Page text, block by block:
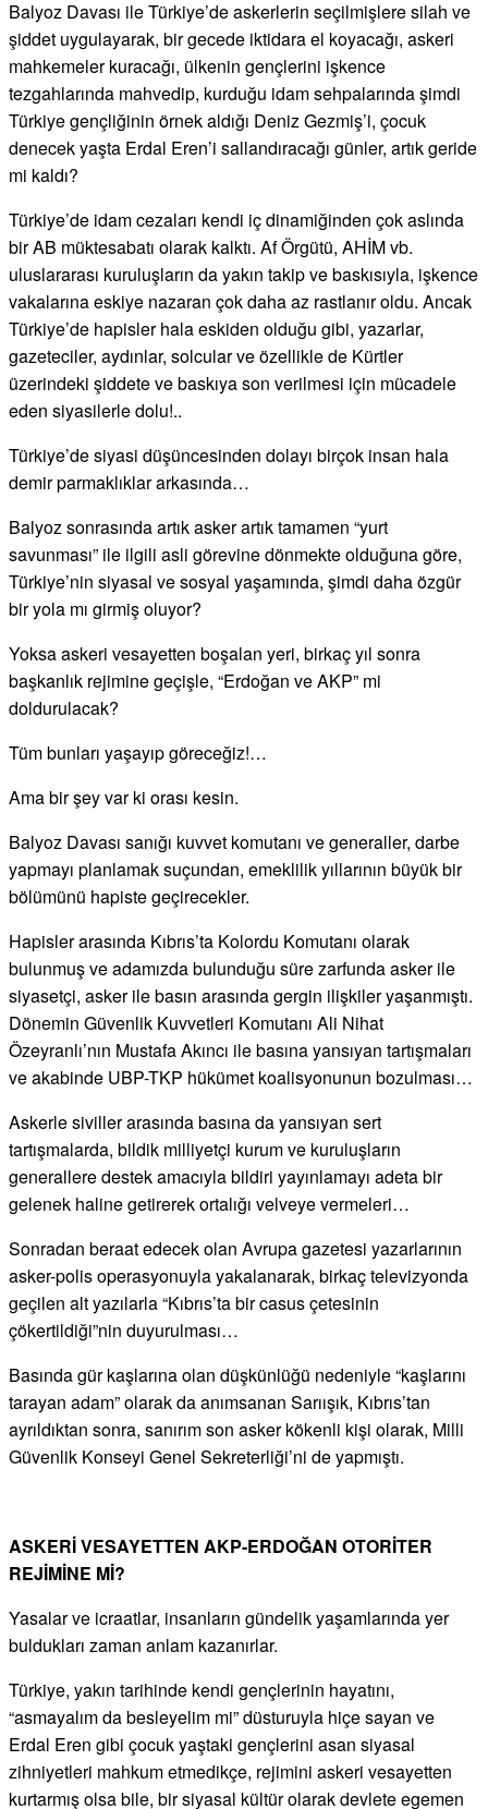
Balyoz Davası ile Türkiye’de askerlerin seçilmişlere silah ve
şiddet uygulayarak, bir gecede iktidara el koyacağı, askeri
mahkemeler kuracağı, ülkenin gençlerini işkence
tezgahlarında mahvedip, kurduğu idam sehpalarında şimdi
Türkiye gençliğinin örnek aldığı Deniz Gezmiş’i, çocuk
denecek yaşta Erdal Eren’i sallandıracağı günler, artık geride
mi kaldı?
Türkiye’de idam cezaları kendi iç dinamiğinden çok aslında
bir AB müktesabatı olarak kalktı. Af Örgütü, AHİM vb.
uluslararası kuruluşların da yakın takip ve baskısıyla, işkence
vakalarına eskiye nazaran çok daha az rastlanır oldu. Ancak
Türkiye’de hapisler hala eskiden olduğu gibi, yazarlar,
gazeteciler, aydınlar, solcular ve özellikle de Kürtler
üzerindeki şiddete ve baskıya son verilmesi için mücadele
eden siyasilerle dolu!..
Türkiye’de siyasi düşüncesinden dolayı birçok insan hala
demir parmaklıklar arkasında…
Balyoz sonrasında artık asker artık tamamen “yurt
savunması” ile ilgili asli görevine dönmekte olduğuna göre,
Türkiye’nin siyasal ve sosyal yaşamında, şimdi daha özgür
bir yola mı girmiş oluyor?
Yoksa askeri vesayetten boşalan yeri, birkaç yıl sonra
başkanlık rejimine geçişle, “Erdoğan ve AKP” mi
doldurulacak?
Tüm bunları yaşayıp göreceğiz!…
Ama bir şey var ki orası kesin.
Balyoz Davası sanığı kuvvet komutanı ve generaller, darbe
yapmayı planlamak suçundan, emeklilik yıllarının büyük bir
bölümünü hapiste geçirecekler.
Hapisler arasında Kıbrıs’ta Kolordu Komutanı olarak
bulunmuş ve adamızda bulunduğu süre zarfunda asker ile
siyasetçi, asker ile basın arasında gergin ilişkiler yaşanmıştı.
Dönemin Güvenlik Kuvvetleri Komutanı Ali Nihat
Özeyranlı’nın Mustafa Akıncı ile basına yansıyan tartışmaları
ve akabinde UBP-TKP hükümet koalisyonunun bozulması…
Askerle siviller arasında basına da yansıyan sert
tartışmalarda, bildik milliyetçi kurum ve kuruluşların
generallere destek amacıyla bildiri yayınlamayı adeta bir
gelenek haline getirerek ortalığı velveye vermeleri…
Sonradan beraat edecek olan Avrupa gazetesi yazarlarının
asker-polis operasyonuyla yakalanarak, birkaç televizyonda
geçilen alt yazılarla “Kıbrıs’ta bir casus çetesinin
çökertildiği”nin duyurulması…
Basında gür kaşlarına olan düşkünlüğü nedeniyle “kaşlarını
tarayan adam” olarak da anımsanan Sarıışık, Kıbrıs’tan
ayrıldıktan sonra, sanırım son asker kökenli kişi olarak, Milli
Güvenlik Konseyi Genel Sekreterliği’ni de yapmıştı.
ASKERİ VESAYETTEN AKP-ERDOĞAN OTORİTER
REJİMİNE Mİ?
Yasalar ve icraatlar, insanların gündelik yaşamlarında yer
buldukları zaman anlam kazanırlar.
Türkiye, yakın tarihinde kendi gençlerinin hayatını,
“asmayalım da besleyelim mi” düsturuyla hiçe sayan ve
Erdal Eren gibi çocuk yaştaki gençlerini asan siyasal
zihniyetleri mahkum etmedikçe, rejimini askeri vesayetten
kurtarmış olsa bile, bir siyasal kültür olarak devlete egemen